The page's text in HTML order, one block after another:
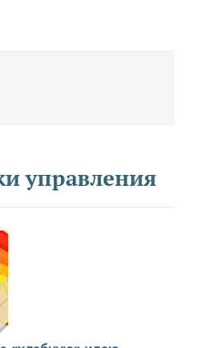
управления